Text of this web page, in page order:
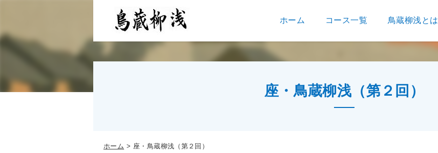
ホーム コース一覧 鳥蔵柳浅とは
座・鳥蔵柳浅（第２回）
ホーム 座・鳥蔵柳浅（第２回）